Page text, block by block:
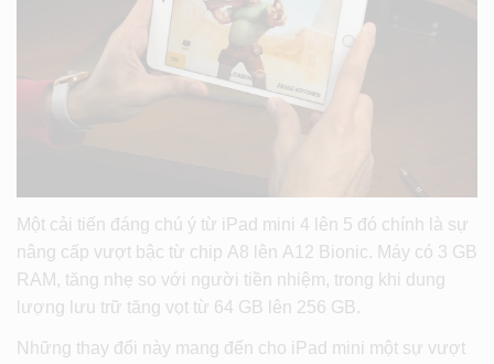
Một cải tiến đáng chú ý từ iPad mini 4 lên 5 đó chính là sự
nâng cấp vượt bậc từ chip A8 lên A12 Bionic. Máy có 3 GB
RAM, tăng nhẹ so với người tiền nhiệm, trong khi dung
lượng lưu trữ tăng vọt từ 64 GB lên 256 GB.
Những thay đổi này mang đến cho iPad mini một sự vượt